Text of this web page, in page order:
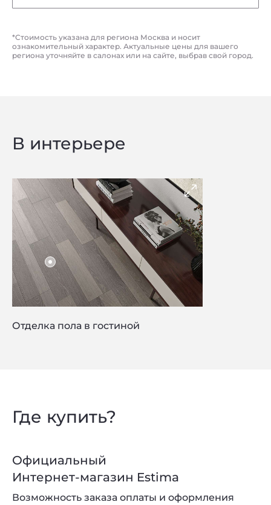
*Стоимость указана для региона Москва и носит
ознакомительный характер. Актуальные цены для вашего
региона уточняйте в салонах или на сайте, выбрав свой город.
В интерьере
Отделка пола в гостиной
Где купить?
Официальный
Интернет-магазин Estima
Возможность заказа оплаты и оформления